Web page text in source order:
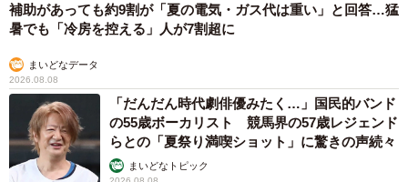
補助があっても約9割が「夏の電気・ガス代は重い」と回答…猛
暑でも「冷房を控える」人が7割超に
まいどなデータ
2026.08.08
「だんだん時代劇俳優みたく…」国民的バンド
の55歳ボーカリスト 競馬界の57歳レジェンド
らとの「夏祭り満喫ショット」に驚きの声続々
まいどなトピック